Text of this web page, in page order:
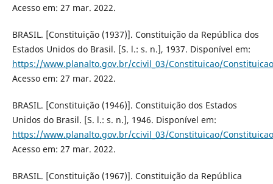
Acesso em: 27 mar. 2022.
BRASIL. [Constituição (1937)]. Constituição da República dos
Estados Unidos do Brasil. [S. l.: s. n.], 1937. Disponível em:
https://www.planalto.gov.br/ccivil_03/Constituicao/
Acesso em: 27 mar. 2022.
BRASIL. [Constituição (1946)]. Constituição dos Estados
Unidos do Brasil. [S. l.: s. n.], 1946. Disponível em:
https://www.planalto.gov.br/ccivil_03/Constituicao/
Acesso em: 27 mar. 2022.
BRASIL. [Constituição (1967)]. Constituição da República